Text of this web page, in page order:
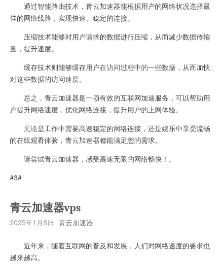
通过智能路由技术，青云加速器能根据用户的网络状况选择最
佳的网络线路，实现快速、稳定的连接。
压缩技术能够对用户请求的数据进行压缩，从而减少数据传输
量，提升速度。
缓存技术则能够缓存用户在访问过程中的一些数据，从而加快
对这些数据的访问速度。
总之，青云加速器是一项有效的互联网加速服务，可以帮助用
户提升网络速度，优化网络连接，提升用户的上网体验。
无论是工作中需要高速稳定的网络连接，还是娱乐中享受流畅
的在线观看体验，青云加速器都能满足您的需求。
请尝试青云加速器，感受高速无限的网络畅快！。
#3#
青云加速器vps
2025年1月6日 青云加速器
近年来，随着互联网的普及和发展，人们对网络速度的要求也
越来越高。